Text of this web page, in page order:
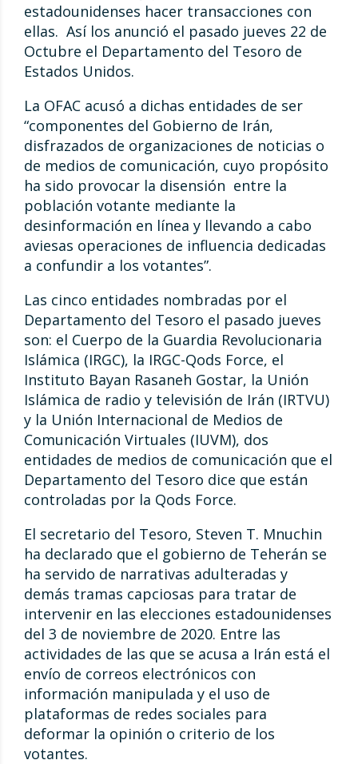
estadounidenses hacer transacciones con
ellas. Así los anunció el pasado jueves 22 de
Octubre el Departamento del Tesoro de
Estados Unidos.
La OFAC acusó a dichas entidades de ser
“componentes del Gobierno de Irán,
disfrazados de organizaciones de noticias o
de medios de comunicación, cuyo propósito
ha sido provocar la disensión entre la
población votante mediante la
desinformación en línea y llevando a cabo
aviesas operaciones de influencia dedicadas
a confundir a los votantes”.
Las cinco entidades nombradas por el
Departamento del Tesoro el pasado jueves
son: el Cuerpo de la Guardia Revolucionaria
Islámica (IRGC), la IRGC-Qods Force, el
Instituto Bayan Rasaneh Gostar, la Unión
Islámica de radio y televisión de Irán (IRTVU)
y la Unión Internacional de Medios de
Comunicación Virtuales (IUVM), dos
entidades de medios de comunicación que el
Departamento del Tesoro dice que están
controladas por la Qods Force.
El secretario del Tesoro, Steven T. Mnuchin
ha declarado que el gobierno de Teherán se
ha servido de narrativas adulteradas y
demás tramas capciosas para tratar de
intervenir en las elecciones estadounidenses
del 3 de noviembre de 2020. Entre las
actividades de las que se acusa a Irán está el
envío de correos electrónicos con
información manipulada y el uso de
plataformas de redes sociales para
deformar la opinión o criterio de los
votantes.